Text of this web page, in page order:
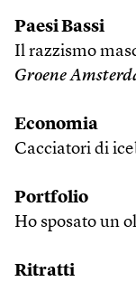
Paesi Bassi
Il razzismo
Groene
Economia
Cacciatori di
Portfolio
Ho sposato un
Ritratti